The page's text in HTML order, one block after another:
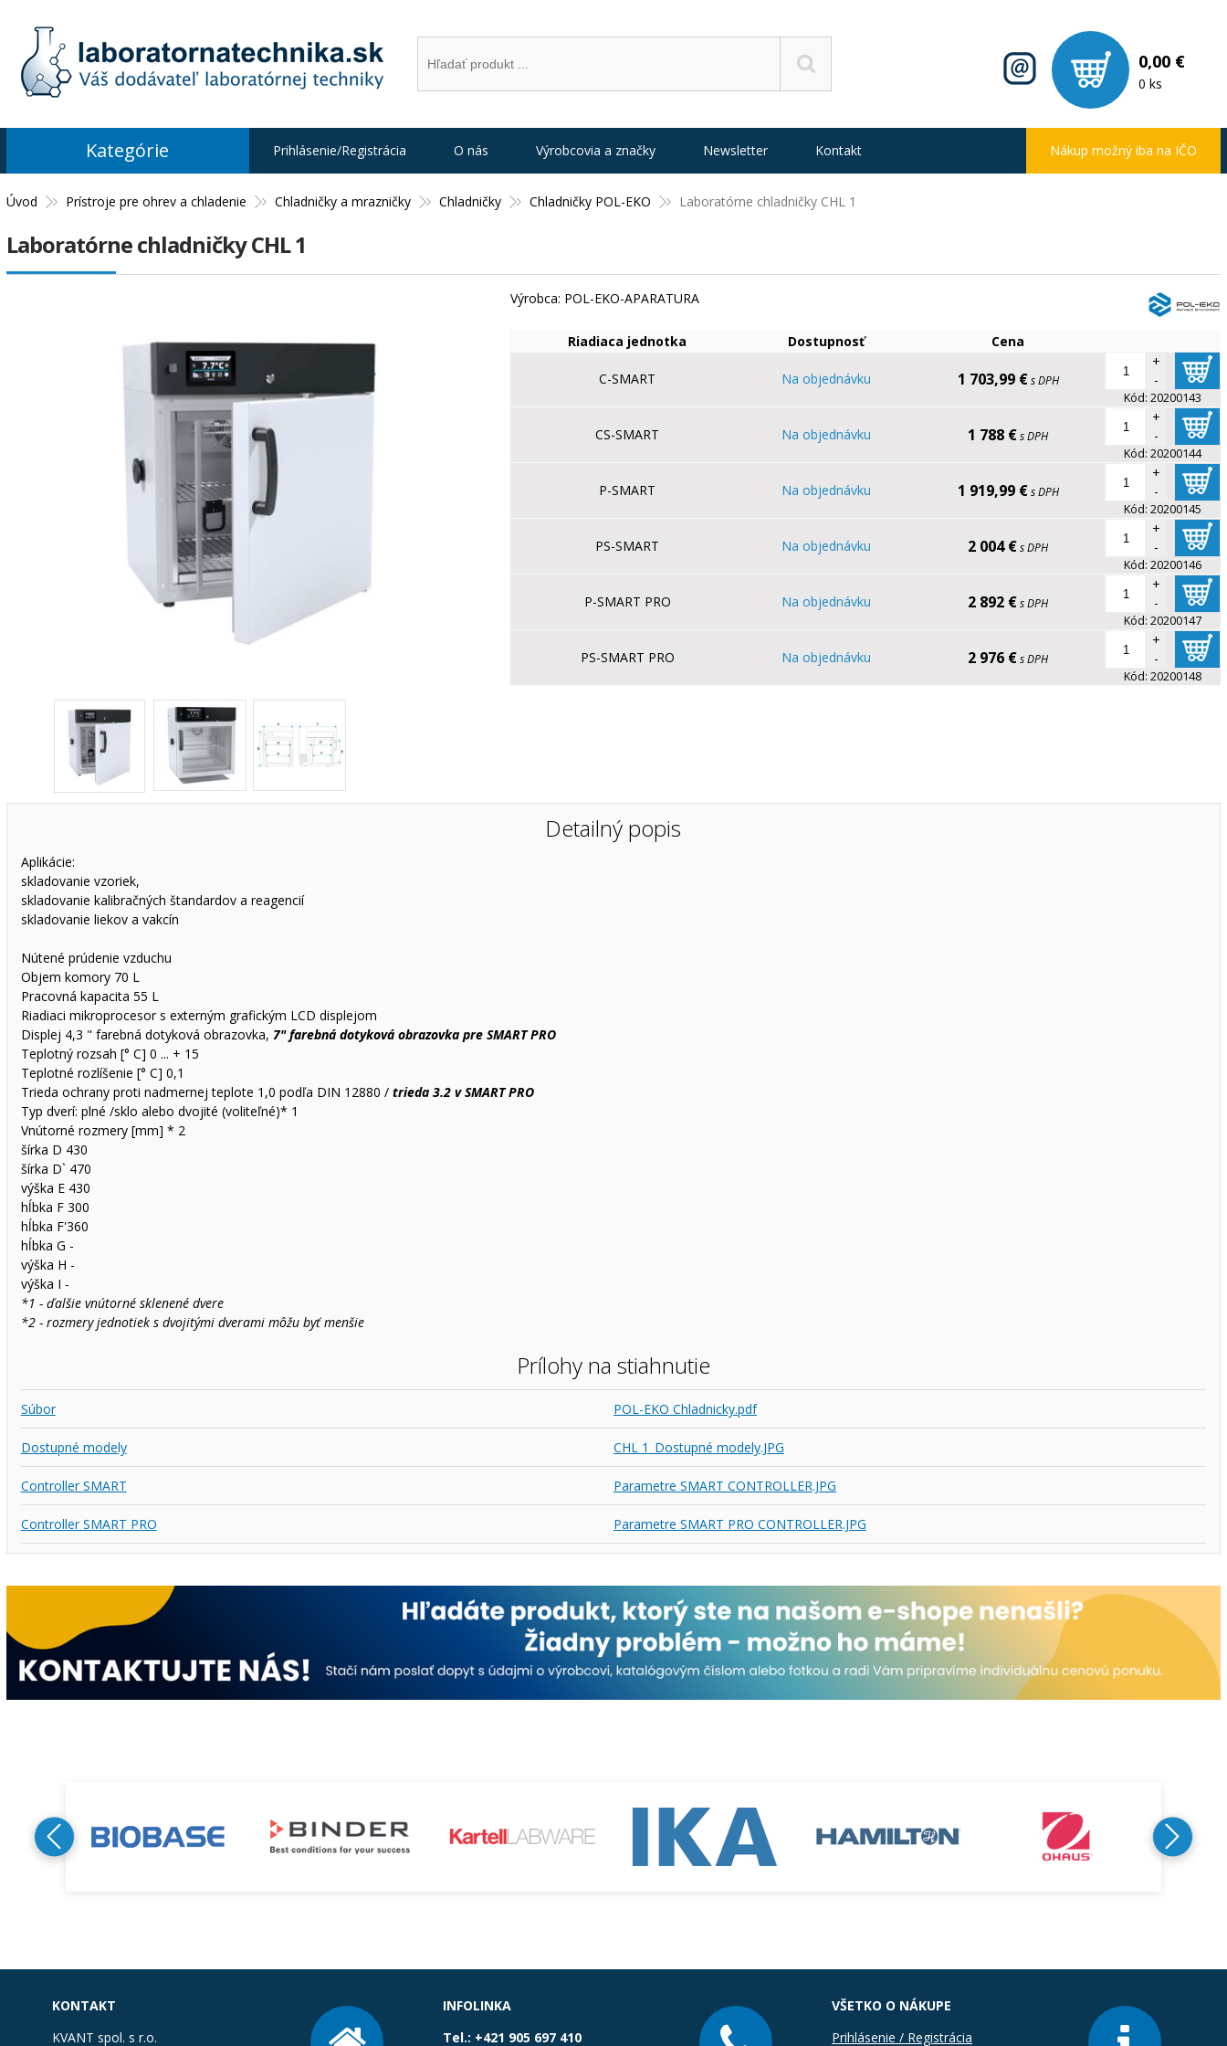
0,00 €
0 ks
Úvod Prístroje pre ohrev a chladenie Chladničky a mrazničky Chladničky Chladničky POL-EKO Laboratórne chladničky CHL 1
Laboratórne chladničky CHL 1
Výrobca: POL-EKO-APARATURA
Riadiaca jednotka Dostupnosť Cena
C-SMART Na objednávku 1 703,99 € s DPH
+
-
Kód: 20200143
CS-SMART Na objednávku 1 788 €s DPH
+
-
Kód: 20200144
P-SMART Na objednávku 1 919,99 € s DPH
+
-
Kód: 20200145
PS-SMART Na objednávku 2 004 €s DPH
+
-
Kód: 20200146
P-SMART PRO Na objednávku 2 892 €s DPH
+
-
Kód: 20200147
PS-SMART PRO Na objednávku 2 976 €s DPH
+
-
Kód: 20200148
Detailný popis
Aplikácie:
skladovanie vzoriek,
skladovanie kalibračných štandardov a reagencií
skladovanie liekov a vakcín
Nútené prúdenie vzduchu
Objem komory 70 L
Pracovná kapacita 55 L
Riadiaci mikroprocesor s externým grafickým LCD displejom
Displej 4,3 " farebná dotyková obrazovka, 7" farebná dotyková obrazovka pre SMART PRO
Teplotný rozsah [° C] 0 ... + 15
Teplotné rozlíšenie [° C] 0,1
Trieda ochrany proti nadmernej teplote 1,0 podľa DIN 12880 / trieda 3.2 v SMART PRO
Typ dverí: plné /sklo alebo dvojité (voliteľné)* 1
Vnútorné rozmery [mm] * 2
šírka D 430
šírka D` 470
výška E 430
hĺbka F 300
hĺbka F'360
hĺbka G -
výška H -
výška I -
*1 - ďalšie vnútorné sklenené dvere
*2 - rozmery jednotiek s dvojitými dverami môžu byť menšie
Prílohy na stiahnutie
Súbor POL-EKO Chladnicky.pdf
Dostupné modely CHL 1_Dostupné modely.JPG
Controller SMART Parametre SMART CONTROLLER.JPG
Controller SMART PRO Parametre SMART PRO CONTROLLER.JPG
Kategórie Prihlásenie/Registrácia O nás Výrobcovia a značky Newsletter Kontakt Nákup možný iba na IČO
KONTAKT
KVANT spol. s r.o.
INFOLINKA
Tel.: +421 905 697 410
VŠETKO O NÁKUPE
Prihlásenie / Registrácia